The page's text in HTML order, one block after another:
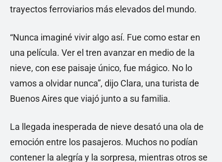
trayectos ferroviarios más elevados del mundo.
“Nunca imaginé vivir algo así. Fue como estar en
una película. Ver el tren avanzar en medio de la
nieve, con ese paisaje único, fue mágico. No lo
vamos a olvidar nunca”, dijo Clara, una turista de
Buenos Aires que viajó junto a su familia.
La llegada inesperada de nieve desató una ola de
emoción entre los pasajeros. Muchos no podían
contener la alegría y la sorpresa, mientras otros se